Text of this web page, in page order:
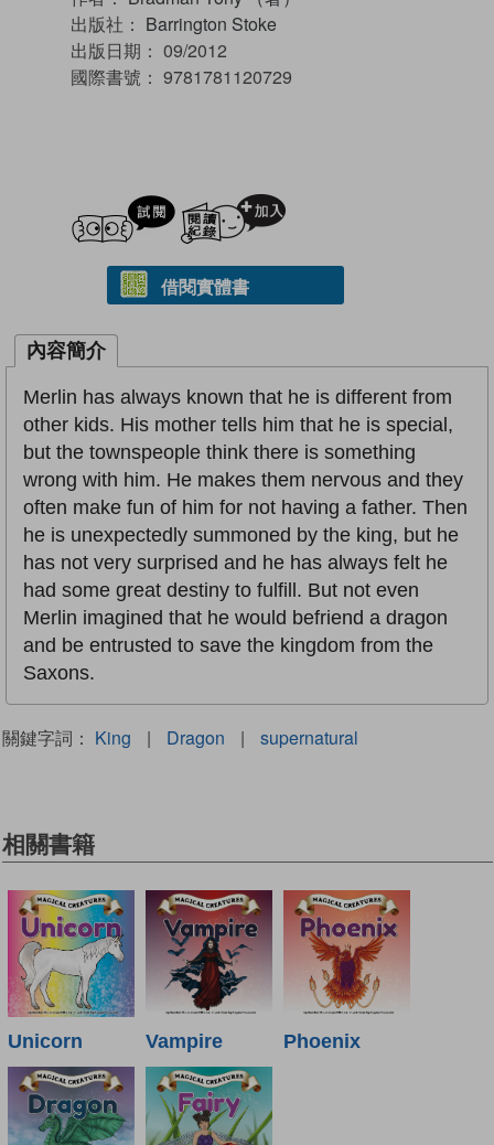
出版社： Barrington Stoke
出版日期： 09/2012
國際書號： 9781781120729
試閲
借閱實體書
內容簡介
Merlin has always known that he is different from
other kids. His mother tells him that he is special,
but the townspeople think there is something
wrong with him. He makes them nervous and they
often make fun of him for not having a father. Then
he is unexpectedly summoned by the king, but he
has not very surprised and he has always felt he
had some great destiny to fulfill. But not even
Merlin imagined that he would befriend a dragon
and be entrusted to save the kingdom from the
Saxons.
關鍵字詞： King | Dragon | supernatural
相關書籍
Unicorn Vampire Phoenix